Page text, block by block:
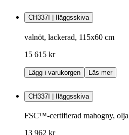
CH337I | Iläggsskiva
valnöt, lackerad, 115x60 cm
15 615 kr
Lägg i varukorgen Läs mer
CH337I | Iläggsskiva
FSC™-certifierad mahogny, olja
13 962 kr